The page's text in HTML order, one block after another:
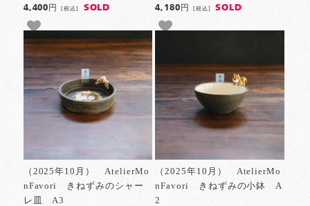
4,400円[税込] SOLD 4,180円 [税込] SOLD
（2025年10月） AtelierMo
nFavori きねずみのシャー
レ皿 A3
（2025年10月） AtelierMo
nFavori きねずみの小鉢 A
2